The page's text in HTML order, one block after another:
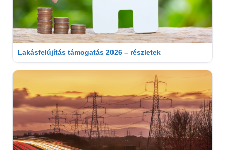
Lakásfelújítás támogatás 2026 – részletek